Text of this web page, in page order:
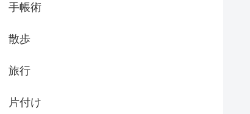
手帳術
散歩
旅行
片付け